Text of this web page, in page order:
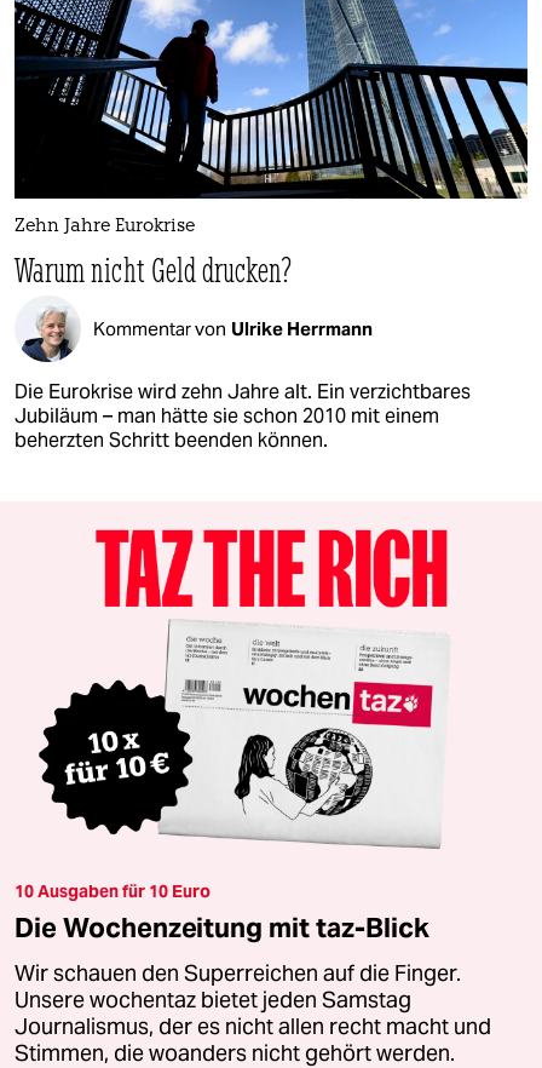
Zehn Jahre Eurokrise
Warum nicht Geld drucken?
Kommentar von Ulrike Herrmann
Die Eurokrise wird zehn Jahre alt. Ein verzichtbares
Jubiläum – man hätte sie schon 2010 mit einem
beherzten Schritt beenden können.
10 Ausgaben für 10 Euro
Die Wochenzeitung mit taz-Blick
Wir schauen den Superreichen auf die Finger.
Unsere wochentaz bietet jeden Samstag
Journalismus, der es nicht allen recht macht und
Stimmen, die woanders nicht gehört werden.